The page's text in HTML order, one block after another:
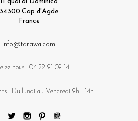
11 quai di Dominico
34300 Cap d'Agde
France
info@tarawa.com
nous : 04 22 91 09 14
: Du lundi au Vendredi 9h - 14h